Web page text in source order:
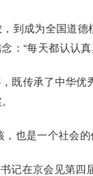
到成为全国道
：“每天都认认
既传承了中华
也是一个社会的
记在京会见第四